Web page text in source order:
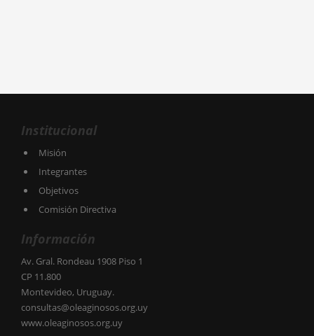
Institucional
Misión
Integrantes
Objetivos
Comisión Directiva
Información
Av. Gral. Rondeau 1908 Piso 1
CP 11.800
Montevideo, Uruguay.
consultas@oleaginosos.org.uy
www.oleaginosos.org.uy